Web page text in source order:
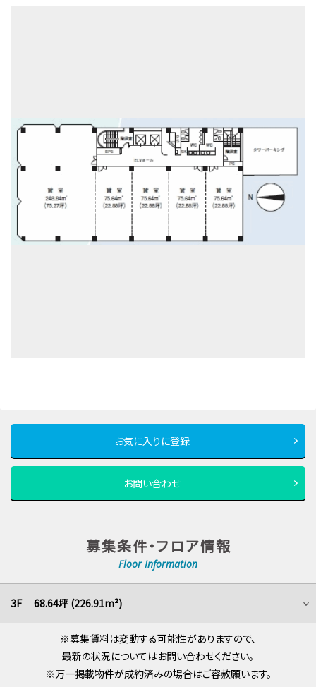
お気に入りに登録
お問い合わせ
募集条件・フロア情報
Floor Information
3F 68.64坪 (226.91m²)
※募集賃料は変動する可能性がありますので、
最新の状況についてはお問い合わせください。
※万一掲載物件が成約済みの場合はご容赦願います。